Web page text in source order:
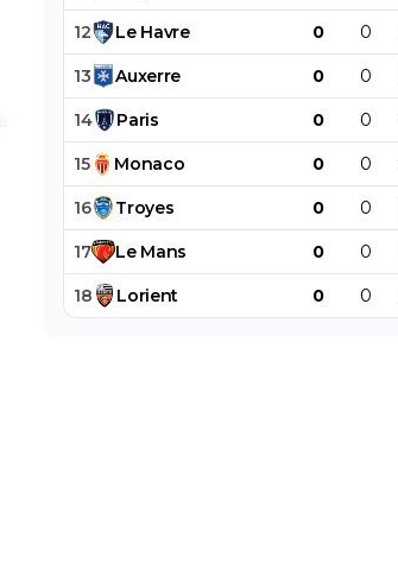
12 Le Havre 0 0
13 Auxerre 0 0
14 Paris 0 0
15 Monaco 0 0
16 Troyes 0 0
17 Le Mans 0 0
18 Lorient 0 0